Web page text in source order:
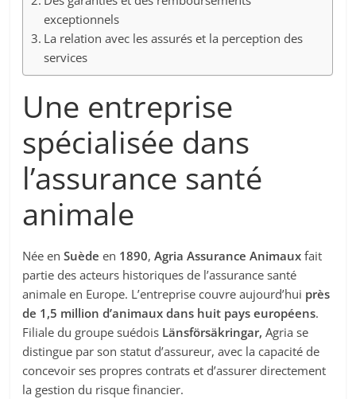
exceptionnels
La relation avec les assurés et la perception des
services
Une entreprise
spécialisée dans
l’assurance santé
animale
Née en Suède en 1890,Agria Assurance Animaux fait
partie des acteurs historiques de l’assurance santé
animale en Europe. L’entreprise couvre aujourd’hui près
de 1,5 million d’animaux dans huit pays européens.
Filiale du groupe suédois Länsförsäkringar, Agria se
distingue par son statut d’assureur, avec la capacité de
concevoir ses propres contrats et d’assurer directement
la gestion du risque financier.